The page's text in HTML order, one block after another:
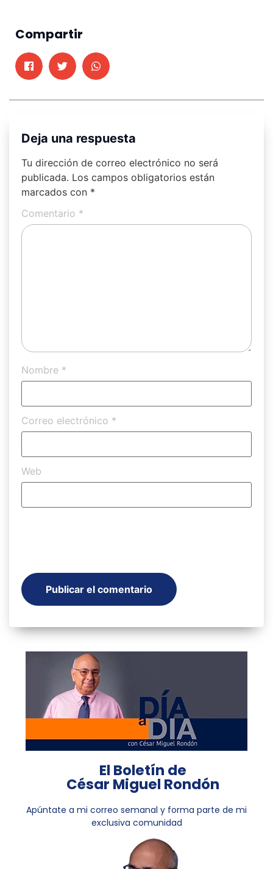
Compartir
Deja una respuesta
Tu dirección de correo electrónico no será
publicada. Los campos obligatorios están
marcados con *
Comentario *
Nombre *
Correo electrónico *
Web
El Boletín de
César Miguel Rondón
Apúntate a mi correo semanal y forma parte de mi
exclusiva comunidad